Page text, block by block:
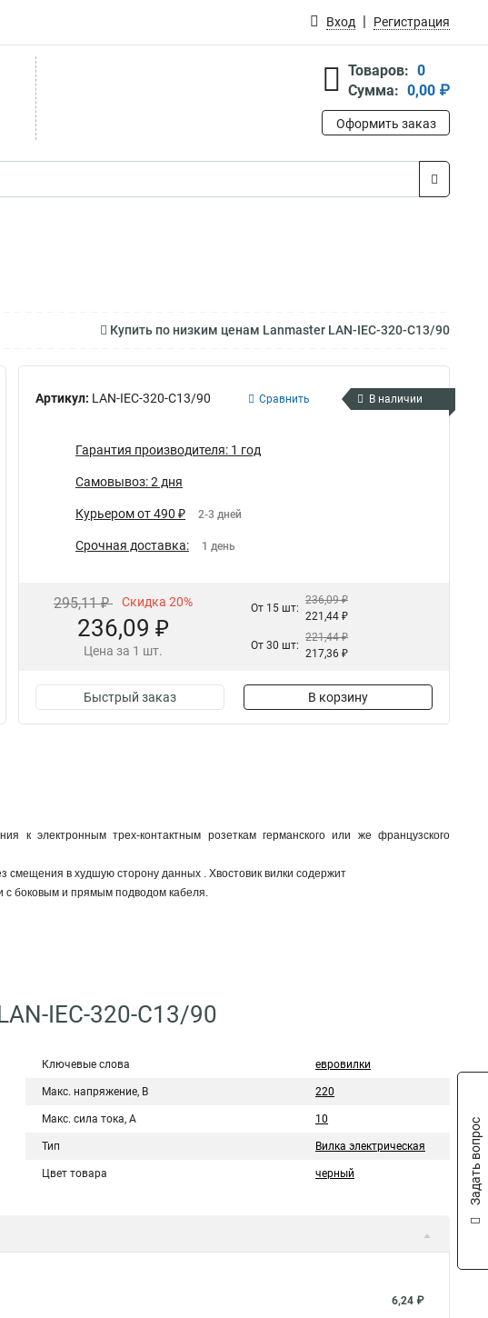
Вход Регистрация
Товаров: 0
Сумма: 0,00 ₽
Оформить заказ
Купить по низким ценам Lanmaster LAN-IEC-320-C13/90
Артикул: LAN-IEC-320-C13/90 Сравнить В наличии
Гарантия производителя: 1 год
Самовывоз: 2 дня
Курьером от 490 ₽ 2-3 дней
Срочная доставка: 1 день
295,11 ₽ Скидка 20%
236,09 ₽
Цена за 1 шт.
От 15 шт:
236,09 ₽
221,44 ₽
От 30 шт:
221,44 ₽
217,36 ₽
Быстрый заказ В корзину
к электронным трех-контактным розеткам германского или же французского
смещения в худшую сторону данных . Хвостовик вилки содержит
с боковым и прямым подводом кабеля.
IEC-320-C13/90
Ключевые слова евровилки
Макс. напряжение, В 220
Макс. сила тока, А 10
Тип Вилка электрическая
Цвет товара черный
6,24 ₽
Задать вопрос